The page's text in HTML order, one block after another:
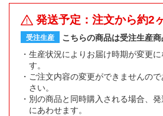
発送予定：注文から約2
受注生産
こちらの商品は受注生産商
生産状況によりお届け時期が変更
す。
ご注文内容の変更ができませんの
さい。
別の商品と同時購入される場合、
にあわせます。